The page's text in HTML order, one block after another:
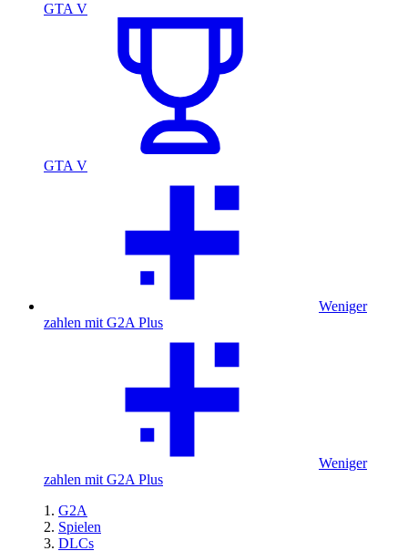
GTA V
GTA V
Weniger
zahlen mit G2A Plus
Weniger
zahlen mit G2A Plus
G2A
Spielen
DLCs